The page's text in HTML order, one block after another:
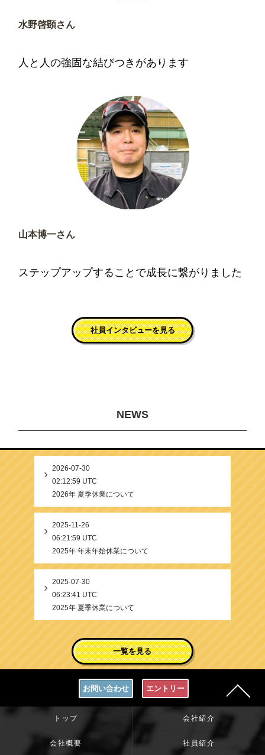
水野啓顕さん
人と人の強固な結びつきがあります
山本博一さん
ステップアップすることで成長に繋がりました
社員インタビューを見る
NEWS
2026-07-30
02:12:59 UTC
2026年 夏季休業について
2025-11-26
06:21:59 UTC
2025年 年末年始休業について
2025-07-30
06:23:41 UTC
2025年 夏季休業について
一覧を見る
お問い合わせ エントリー
トップ 会社紹介
会社概要 社員紹介